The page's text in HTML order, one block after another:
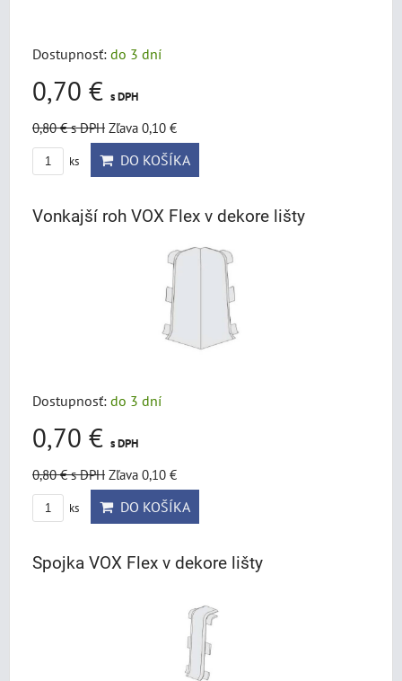
Dostupnosť: do 3 dní
0,70 € s DPH
0,80 €s DPH Zľava 0,10 €
ks DO KOŠÍKA
Vonkajší roh VOX Flex v dekore lišty
Dostupnosť: do 3 dní
0,70 € s DPH
0,80 €s DPH Zľava 0,10 €
ks DO KOŠÍKA
Spojka VOX Flex v dekore lišty